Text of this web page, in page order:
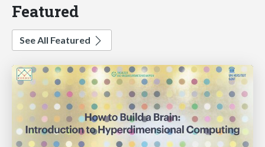
Featured
See All Featured